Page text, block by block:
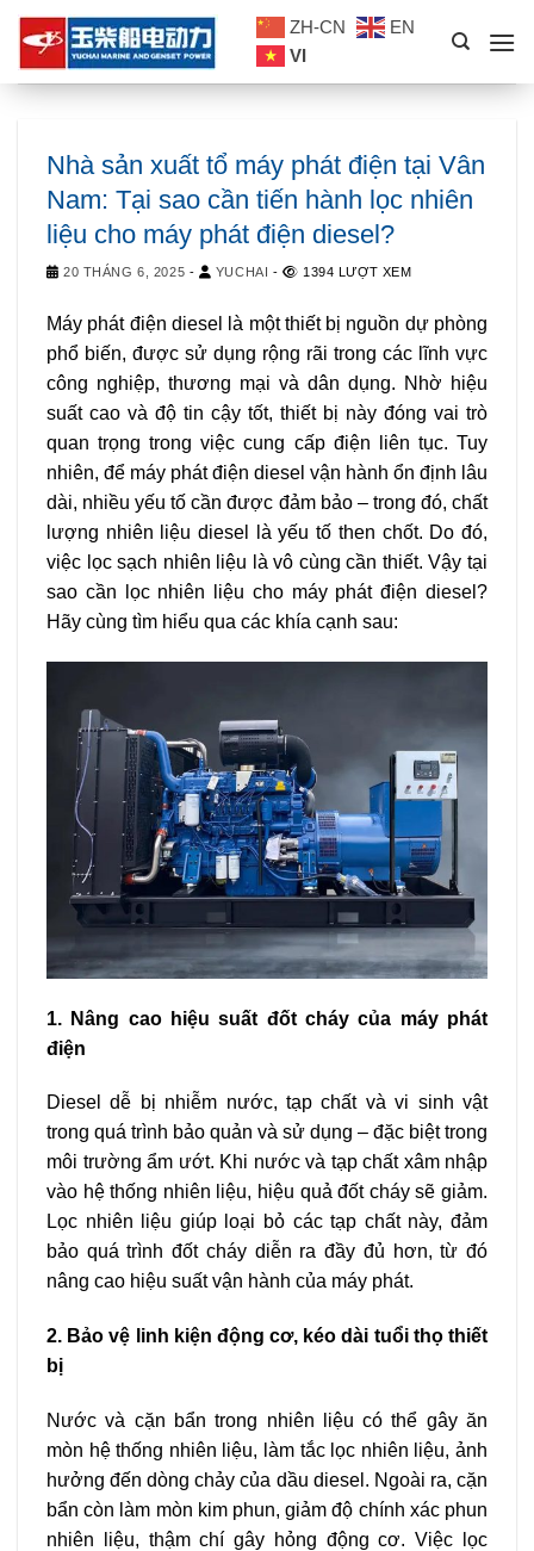
Skip
content
ZH-CN
EN
VI
Nhà sản xuất tổ máy phát điện tại Vân
Nam: Tại sao cần tiến hành lọc nhiên
liệu cho máy phát điện diesel?
20 THÁNG 6, 2025 - YUCHAI - 1394 LƯỢT XEM
Máy phát điện diesel là một thiết bị nguồn dự phòng
phổ biến, được sử dụng rộng rãi trong các lĩnh vực
công nghiệp, thương mại và dân dụng. Nhờ hiệu
suất cao và độ tin cậy tốt, thiết bị này đóng vai trò
quan trọng trong việc cung cấp điện liên tục. Tuy
nhiên, để máy phát điện diesel vận hành ổn định lâu
dài, nhiều yếu tố cần được đảm bảo – trong đó, chất
lượng nhiên liệu diesel là yếu tố then chốt. Do đó,
việc lọc sạch nhiên liệu là vô cùng cần thiết. Vậy tại
sao cần lọc nhiên liệu cho máy phát điện diesel?
Hãy cùng tìm hiểu qua các khía cạnh sau:
1. Nâng cao hiệu suất đốt cháy của máy phát
điện
Diesel dễ bị nhiễm nước, tạp chất và vi sinh vật
trong quá trình bảo quản và sử dụng – đặc biệt trong
môi trường ẩm ướt. Khi nước và tạp chất xâm nhập
vào hệ thống nhiên liệu, hiệu quả đốt cháy sẽ giảm.
Lọc nhiên liệu giúp loại bỏ các tạp chất này, đảm
bảo quá trình đốt cháy diễn ra đầy đủ hơn, từ đó
nâng cao hiệu suất vận hành của máy phát.
2. Bảo vệ linh kiện động cơ, kéo dài tuổi thọ thiết
bị
Nước và cặn bẩn trong nhiên liệu có thể gây ăn
mòn hệ thống nhiên liệu, làm tắc lọc nhiên liệu, ảnh
hưởng đến dòng chảy của dầu diesel. Ngoài ra, cặn
bẩn còn làm mòn kim phun, giảm độ chính xác phun
nhiên liệu, thậm chí gây hỏng động cơ. Việc lọc